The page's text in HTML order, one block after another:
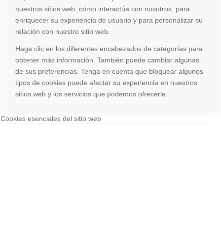
nuestros sitios web, cómo interactúa con nosotros, para
enriquecer su experiencia de usuario y para personalizar su
relación con nuestro sitio web.
Haga clic en los diferentes encabezados de categorías para
obtener más información. También puede cambiar algunas
de sus preferencias. Tenga en cuenta que bloquear algunos
tipos de cookies puede afectar su experiencia en nuestros
sitios web y los servicios que podemos ofrecerle.
Cookies esenciales del sitio web